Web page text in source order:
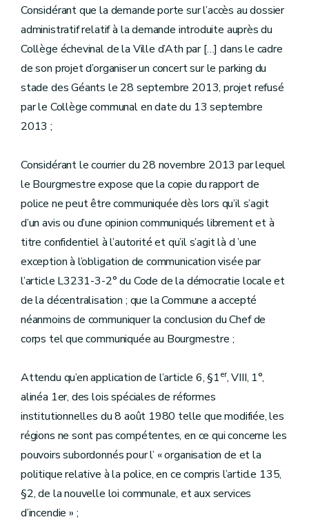
Considérant que la demande porte sur l’accès au dossier
administratif relatif à la demande introduite auprès du
Collège échevinal de la Ville d’Ath par […] dans le cadre
de son projet d’organiser un concert sur le parking du
stade des Géants le 28 septembre 2013, projet refusé
par le Collège communal en date du 13 septembre
2013 ;
Considérant le courrier du 28 novembre 2013 par lequel
le Bourgmestre expose que la copie du rapport de
police ne peut être communiquée dès lors qu’il s’agit
d’un avis ou d’une opinion communiqués librement et à
titre confidentiel à l’autorité et qu’il s’agit là d ’une
exception à l’obligation de communication visée par
l’article L3231-3-2° du Code de la démocratie locale et
de la décentralisation ; que la Commune a accepté
néanmoins de communiquer la conclusion du Chef de
corps tel que communiquée au Bourgmestre ;
Attendu qu’en application de l’article 6, §1er, VIII, 1°,
alinéa 1er, des lois spéciales de réformes
institutionnelles du 8 août 1980 telle que modifiée, les
régions ne sont pas compétentes, en ce qui concerne les
pouvoirs subordonnés pour l’ « organisation de et la
politique relative à la police, en ce compris l’article 135,
§2, de la nouvelle loi communale, et aux services
d’incendie » ;